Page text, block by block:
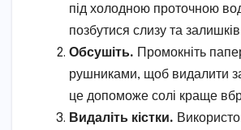
під холодною проточною
позбутися слизу та
Обсушіть. Промокніть
рушниками, щоб видалити
це допоможе солі краще
Видаліть кістки.